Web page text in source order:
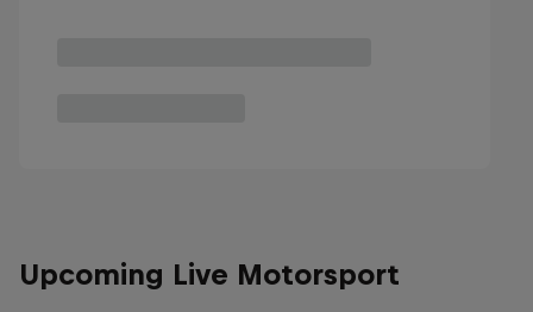
Upcoming Live Motorsport